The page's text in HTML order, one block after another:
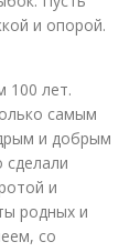
и опорой.
100 лет.
самым
и добрым
и
родных и
со